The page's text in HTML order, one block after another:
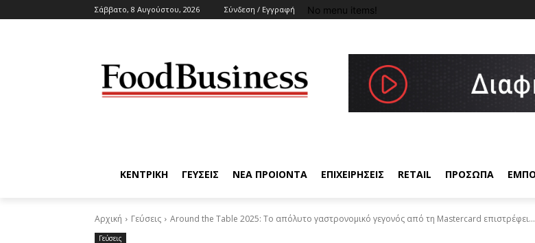
Σάββατο, 8 Αυγούστου, 2026 Σύνδεση / Εγγραφή No menu items!
ΚΕΝΤΡΙΚΗ ΓΕΥΣΕΙΣ ΝΕΑ ΠΡΟΙΟΝΤΑ ΕΠΙΧΕΙΡΗΣΕΙΣ RETAIL ΠΡΟΣΩΠΑ
Αρχική Γεύσεις Around the Table 2025: Το απόλυτο γαστρονομικό γεγονός από τη Mastercard επιστρέφει...
Γεύσεις